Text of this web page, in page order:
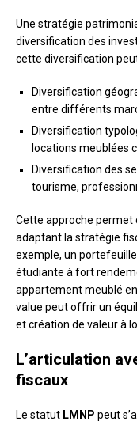
Une stratégie
diversification des
cette diversification
Diversification
entre différents
Diversification
locations meublées
Diversification des
tourisme,
Cette approche permet
adaptant la stratégie
exemple, un
étudiante à fort
appartement meublé
value peut offrir un
et création de valeur à
L’articulation
fiscaux
Le statut LMNP peut